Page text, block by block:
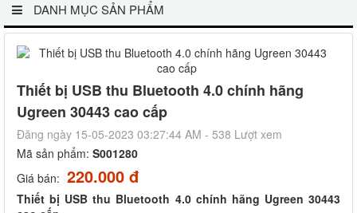
DANH MỤC SẢN PHẨM
Thiết bị USB thu Bluetooth 4.0 chính hãng
Ugreen 30443 cao cấp
Đăng ngày 15-05-2023 03:27:44 AM - 538 Lượt xem
Mã sản phẩm: S001280
Giá bán: 220.000 đ
Thiết bị USB thu Bluetooth 4.0 chính hãng Ugreen 30443